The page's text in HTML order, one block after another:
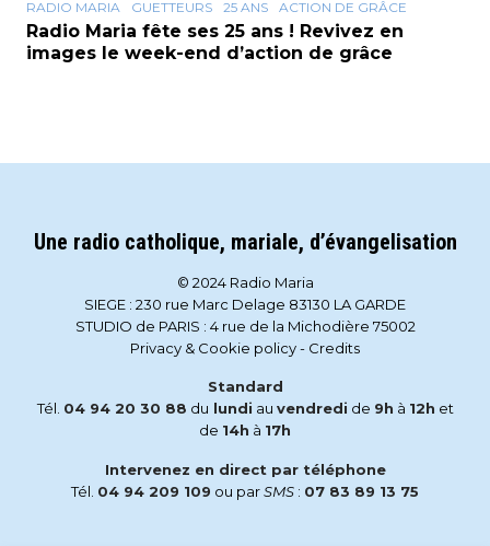
RADIO MARIA
GUETTEURS 25 ANS ACTION DE GRÂCE
Radio Maria fête ses 25 ans ! Revivez en
images le week-end d’action de grâce
Une radio catholique, mariale, d’évangelisation
© 2024 Radio Maria
SIEGE : 230 rue Marc Delage 83130 LA GARDE
STUDIO de PARIS : 4 rue de la Michodière 75002
Privacy & Cookie policy- Credits
Standard
Tél. 04 94 20 30 88 du lundi au vendredi de 9h à 12h et
de 14h à 17h
Intervenez en direct par téléphone
Tél. 04 94 209 109 ou parSMS : 07 83 89 13 75